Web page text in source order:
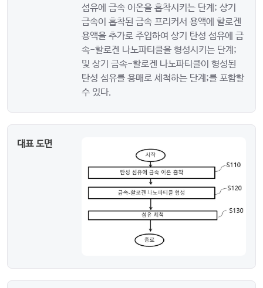
섬유에 금속 이온을 흡착시키는 단계; 상기
금속이 흡착된 금속 프리커서 용액에 할로겐
용액을 추가로 주입하여 상기 탄성 섬유에 금
속-할로겐 나노파티클을 형성시키는 단계;
및 상기 금속-할로겐 나노파티클이 형성된
탄성 섬유를 용매로 세척하는 단계;를 포함할
수 있다.
대표 도면